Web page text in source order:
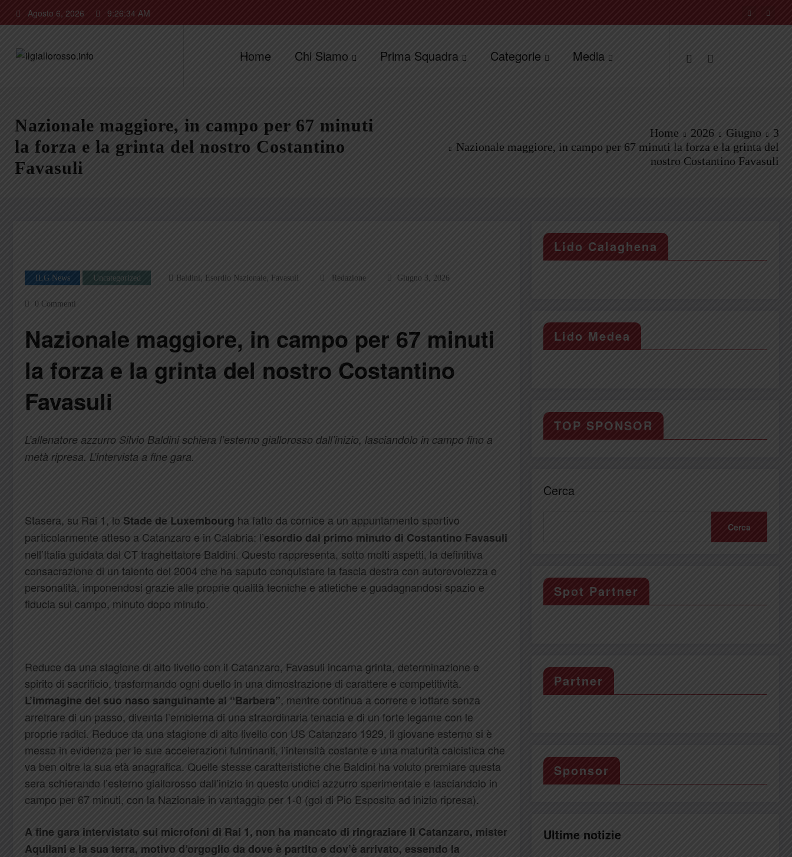
al
Agosto 6, 2026 9:26:35 AM
Home Chi Siamo Prima Squadra Categorie Media
Nazionale maggiore, in campo per 67 minuti
la forza e la grinta del nostro Costantino
Favasuli
Home 2026 Giugno
3
Nazionale maggiore, in campo per 67 minuti la forza e la grinta del
nostro Costantino Favasuli
ILG News Uncategorized Baldini , Esordio Nazionale, Favasuli Redazione Giugno 3, 2026
0 Commenti
Nazionale maggiore, in campo per 67 minuti
la forza e la grinta del nostro Costantino
Favasuli
L’allenatore azzurro Silvio Baldini schiera l’esterno giallorosso dall’inizio, lasciandolo in campo fino a
metà ripresa. L’intervista a fine gara.
Stasera, su Rai 1, lo Stade de Luxembourg ha fatto da cornice a un appuntamento sportivo
particolarmente atteso a Catanzaro e in Calabria: l’esordio dal primo minuto di Costantino Favasuli
nell’Italia guidata dal CT traghettatore Baldini. Questo rappresenta, sotto molti aspetti, la definitiva
consacrazione di un talento del 2004 che ha saputo conquistare la fascia destra con autorevolezza e
personalità, imponendosi grazie alle proprie qualità tecniche e atletiche e guadagnandosi spazio e
fiducia sul campo, minuto dopo minuto.
Reduce da una stagione di alto livello con il Catanzaro, Favasuli incarna grinta, determinazione e
spirito di sacrificio, trasformando ogni duello in una dimostrazione di carattere e competitività.
L’immagine del suo naso sanguinante al “Barbera”, mentre continua a correre e lottare senza
arretrare di un passo, diventa l’emblema di una straordinaria tenacia e di un forte legame con le
proprie radici. Reduce da una stagione di alto livello con US Catanzaro 1929, il giovane esterno si è
messo in evidenza per le sue accelerazioni fulminanti, l’intensità costante e una maturità calcistica che
va ben oltre la sua età anagrafica. Quelle stesse caratteristiche che Baldini ha voluto premiare questa
sera schierando l’esterno giallorosso dall’inizio in questo undici azzurro sperimentale e lasciandolo in
campo per 67 minuti, con la Nazionale in vantaggio per 1-0 (gol di Pio Esposito ad inizio ripresa).
A fine gara intervistato sui microfoni di Rai 1, non ha mancato di ringraziare il Catanzaro, mister
Aquilani e la sua terra, motivo d’orgoglio da dove è partito e dov’è arrivato, essendo la
Lido Calaghena
Lido Medea
TOP SPONSOR
Cerca
Cerca
Spot Partner
Partner
Sponsor
Ultime notizie